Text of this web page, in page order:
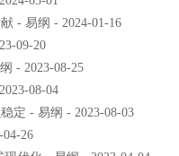
- 易纲 - 2024-01-16
09-20
- 2023-08-25
08-04
定 - 易纲 - 2023-08-03
26